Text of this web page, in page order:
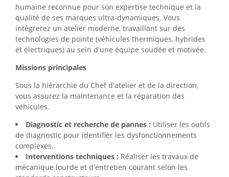
humaine reconnue pour son expertise technique et la
qualité de ses marques ultra-dynamiques. Vous
intégrerez un atelier moderne, travaillant sur des
technologies de pointe (véhicules thermiques, hybrides
et électriques) au sein d'une équipe soudée et motivée.
Missions principales
Sous la hiérarchie du Chef d'atelier et de la direction,
vous assurez la maintenance et la réparation des
véhicules.
Diagnostic et recherche de pannes : Utiliser les outils
de diagnostic pour identifier les dysfonctionnements
complexes.
Interventions techniques : Réaliser les travaux de
mécanique lourde et d'entretien courant selon les